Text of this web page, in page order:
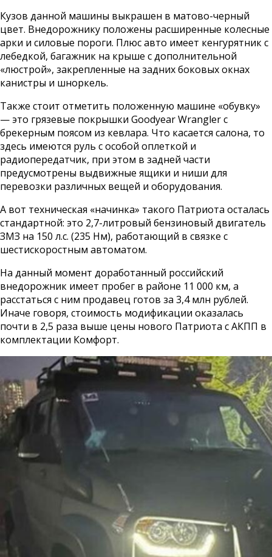
Кузов данной машины выкрашен в матово-черный
цвет. Внедорожнику положены расширенные колесные
арки и силовые пороги. Плюс авто имеет кенгурятник с
лебедкой, багажник на крыше с дополнительной
«люстрой», закрепленные на задних боковых окнах
канистры и шноркель.
Также стоит отметить положенную машине «обувку»
— это грязевые покрышки Goodyear Wrangler с
брекерным поясом из кевлара. Что касается салона, то
здесь имеются руль с особой оплеткой и
радиопередатчик, при этом в задней части
предусмотрены выдвижные ящики и ниши для
перевозки различных вещей и оборудования.
А вот техническая «начинка» такого Патриота осталась
стандартной: это 2,7-литровый бензиновый двигатель
ЗМЗ на 150 л.с. (235 Нм), работающий в связке с
шестискоростным автоматом.
На данный момент доработанный российский
внедорожник имеет пробег в районе 11 000 км, а
расстаться с ним продавец готов за 3,4 млн рублей.
Иначе говоря, стоимость модификации оказалась
почти в 2,5 раза выше цены нового Патриота с АКПП в
комплектации Комфорт.